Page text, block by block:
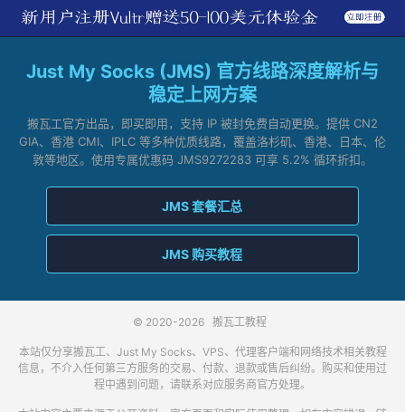
Just My Socks (JMS) 官方线路深度解析与
稳定上网方案
搬瓦工官方出品，即买即用，支持 IP 被封免费自动更换。提供 CN2
GIA、香港 CMI、IPLC 等多种优质线路，覆盖洛杉矶、香港、日本、伦
敦等地区。使用专属优惠码 JMS9272283 可享 5.2% 循环折扣。
JMS 套餐汇总
JMS 购买教程
© 2020-2026 搬瓦工教程
本站仅分享搬瓦工、Just My Socks、VPS、代理客户端和网络技术相关教程
信息，不介入任何第三方服务的交易、付款、退款或售后纠纷。购买和使用过
程中遇到问题，请联系对应服务商官方处理。